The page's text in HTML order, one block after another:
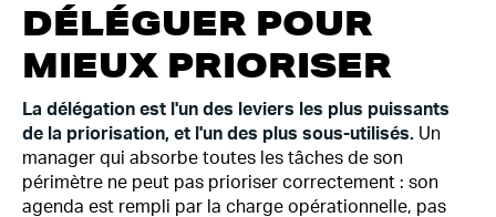
DÉLÉGUER POUR
MIEUX PRIORISER
La délégation est l'un des leviers les plus puissants
de la priorisation, et l'un des plus sous-utilisés. Un
manager qui absorbe toutes les tâches de son
périmètre ne peut pas prioriser correctement : son
agenda est rempli par la charge opérationnelle, pas